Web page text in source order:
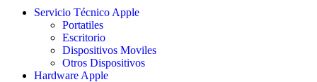
Servicio Técnico Apple
Portatiles
Escritorio
Dispositivos Moviles
Otros Dispositivos
Hardware Apple